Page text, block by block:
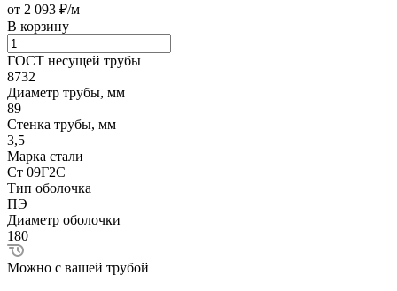
от 2 093 ₽/м
В корзину
ГОСТ несущей трубы
8732
Диаметр трубы, мм
89
Стенка трубы, мм
3,5
Марка стали
Ст 09Г2С
Тип оболочка
ПЭ
Диаметр оболочки
180
Можно с вашей трубой